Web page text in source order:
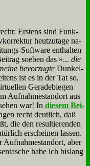
Er­stens sind Funk­
heut­zu­ta­ge na­
Soft­ware ent­hal­ten
so­eben das »... die
be­vor­zug­te Dun­kel­
ist es in der Tat so,
Ge­ra­de­bie­gen
Auf­nah­mestand­ort aus
war! In die­sem Bei­
recht deut­lich, daß
die den re­sul­tie­ren­den
er­schei­nen las­sen.
Auf­nah­mestand­ort, aber
ha­be ich bis­lang